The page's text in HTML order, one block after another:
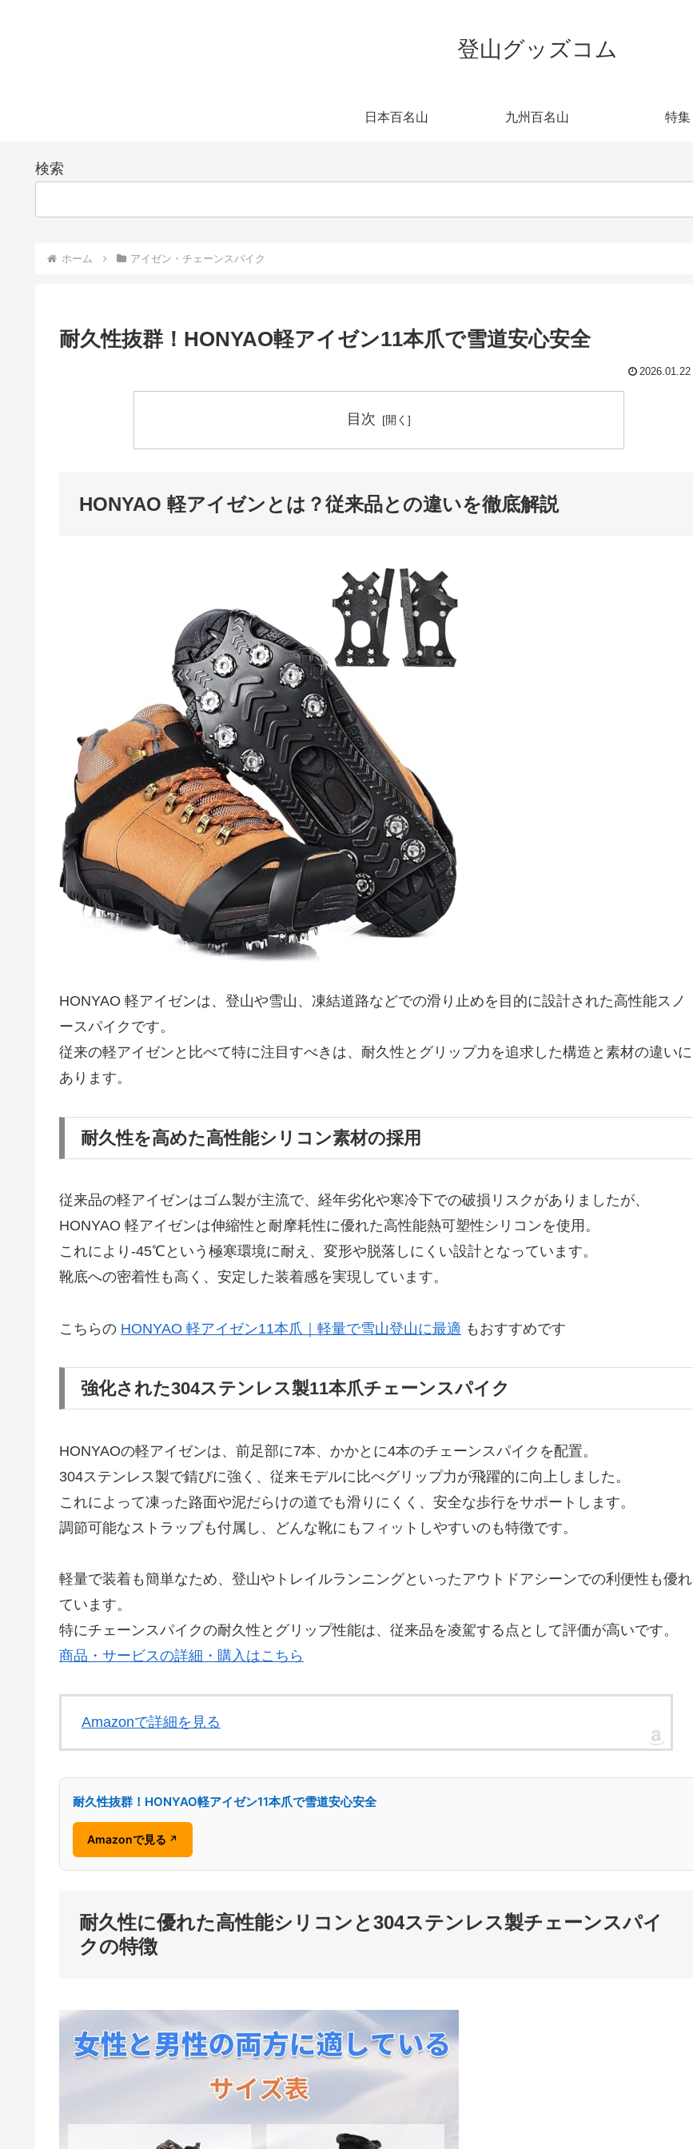
登山グッズコム
日本百名山 九州百名山 特集
検索
ホーム アイゼン・チェーンスパイク
耐久性抜群！HONYAO軽アイゼン11本爪で雪道安心安全
2026.01.22
目次
HONYAO 軽アイゼンとは？従来品との違いを徹底解説
HONYAO 軽アイゼンは、登山や雪山、凍結道路などでの滑り止めを目的に設計された高性能スノ
ースパイクです。
従来の軽アイゼンと比べて特に注目すべきは、耐久性とグリップ力を追求した構造と素材の違いに
あります。
耐久性を高めた高性能シリコン素材の採用
従来品の軽アイゼンはゴム製が主流で、経年劣化や寒冷下での破損リスクがありましたが、
HONYAO 軽アイゼンは伸縮性と耐摩耗性に優れた高性能熱可塑性シリコンを使用。
これにより-45℃という極寒環境に耐え、変形や脱落しにくい設計となっています。
靴底への密着性も高く、安定した装着感を実現しています。
こちらの HONYAO 軽アイゼン11本爪｜軽量で雪山登山に最適 もおすすめです
強化された304ステンレス製11本爪チェーンスパイク
HONYAOの軽アイゼンは、前足部に7本、かかとに4本のチェーンスパイクを配置。
304ステンレス製で錆びに強く、従来モデルに比べグリップ力が飛躍的に向上しました。
これによって凍った路面や泥だらけの道でも滑りにくく、安全な歩行をサポートします。
調節可能なストラップも付属し、どんな靴にもフィットしやすいのも特徴です。
軽量で装着も簡単なため、登山やトレイルランニングといったアウトドアシーンでの利便性も優れ
ています。
特にチェーンスパイクの耐久性とグリップ性能は、従来品を凌駕する点として評価が高いです。
商品・サービスの詳細・購入はこちら
Amazonで詳細を見る
耐久性抜群！HONYAO軽アイゼン11本爪で雪道安心安全
Amazonで見る ↗
耐久性に優れた高性能シリコンと304ステンレス製チェーンスパイ
クの特徴